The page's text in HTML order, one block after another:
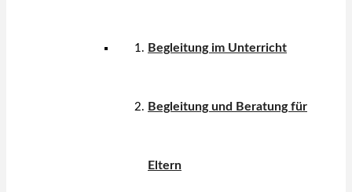
Begleitung im Unterricht
Begleitung und Beratung für
Eltern